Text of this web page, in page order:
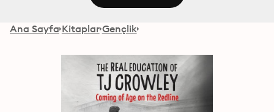
Ana Sayfa Kitaplar Gençlik